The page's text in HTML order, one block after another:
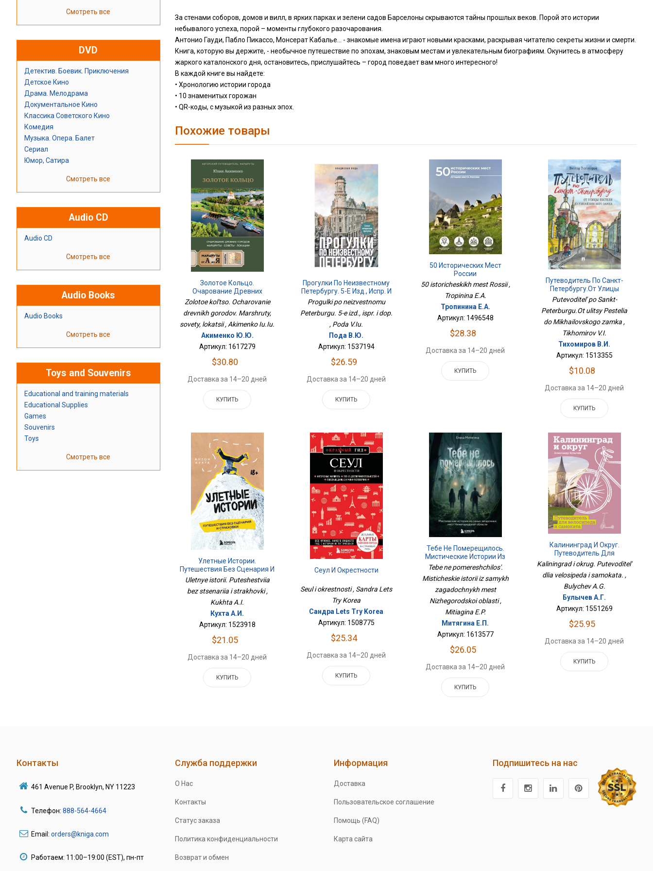
Смотреть все
DVD
Детектив. Боевик. Приключения
Детское Кино
Драма. Мелодрама
Документальное Кино
Классика Советского Кино
Комедия
Музыка. Опера. Балет
Сериал
Юмор, Сатира
Смотреть все
Audio CD
Audio CD
Смотреть все
Audio Books
Audio Books
Смотреть все
Toys and Souvenirs
Educational and training materials
Educational Supplies
Games
Souvenirs
Toys
Смотреть все
За стенами соборов, домов и вилл, в ярких парках и зелени садов Барселоны скрываются тайны прошлых веков. Порой это истории
небывалого успеха, порой – моменты глубокого разочарования.
Антонио Гауди, Пабло Пикассо, Монсерат Кабалье… - знакомые имена играют новыми красками, раскрывая читателю секреты жизни и смерти.
Книга, которую вы держите, - необычное путешествие по эпохам, знаковым местам и увлекательным биографиям. Окунитесь в атмосферу
жаркого каталонского дня, остановитесь, прислушайтесь – город поведает вам много интересного!
В каждой книге вы найдете:
• Хронологию истории города
• 10 знаменитых горожан
• QR-коды, с музыкой из разных эпох.
Похожие товары
Золотое Кольцо.
Очарование Древних
Городов. Маршруты, Советы,
Zolotoe kol'tso. Ocharovanie
drevnikh gorodov. Marshruty,
sovety, lokatsii , Akimenko Iu.Iu.
Акименко Ю.Ю.
Артикул: 1617279
$30.80
Доставка за 14–20 дней
КУПИТЬ
Прогулки По Неизвестному
Петербургу. 5-Е Изд., Испр. И
Доп.
Progulki po neizvestnomu
Peterburgu. 5-e izd., ispr. i dop.
, Poda V.Iu.
Пода В.Ю.
Артикул: 1537194
$26.59
Доставка за 14–20 дней
КУПИТЬ
50 Исторических Мест
России
50 istoricheskikh mest Rossii ,
Tropinina E.A.
Тропинина Е.А.
Артикул: 1496548
$28.38
Доставка за 14–20 дней
КУПИТЬ
Путеводитель По Санкт-
Петербургу.От Улицы
Пестеля До Михайловского
Замка
Putevoditel' po Sankt-
Peterburgu.Ot ulitsy Pestelia
do Mikhailovskogo zamka ,
Tikhomirov V.I.
Тихомиров В.И.
Артикул: 1513355
$10.08
Доставка за 14–20 дней
КУПИТЬ
Улетные Истории.
Путешествия Без Сценария И
Страховки
Uletnye istorii. Puteshestviia
bez stsenariia i strakhovki ,
Kukhta A.I.
Кухта А.И.
Артикул: 1523918
$21.05
Доставка за 14–20 дней
КУПИТЬ
Сеул И Окрестности
Seul i okrestnosti , Sandra Lets
Try Korea
Сандра Lets Try Korea
Артикул: 1508775
$25.34
Доставка за 14–20 дней
КУПИТЬ
Тебе Не Померещилось.
Мистические Истории Из
Самых Загадочных Мест
Нижегородской Области
Tebe ne pomereshchilos'.
Misticheskie istorii iz samykh
zagadochnykh mest
Nizhegorodskoi oblasti ,
Mitiagina E.P.
Митягина Е.П.
Артикул: 1613577
$26.05
Доставка за 14–20 дней
КУПИТЬ
Калининград И Округ.
Путеводитель Для
Велосипеда И Самоката.
Kaliningrad i okrug. Putevoditel'
dlia velosipeda i samokata. ,
Bulychev A.G.
Булычев А.Г.
Артикул: 1551269
$25.95
Доставка за 14–20 дней
КУПИТЬ
Контакты
461 Avenue P, Brooklyn, NY 11223
Телефон: 888-564-4664
Email: orders@kniga.com
Работаем: 11:00–19:00 (EST), пн-пт
Служба поддержки
О Нас
Контакты
Статус заказа
Политика конфиденциальности
Возврат и обмен
Информация
Доставка
Пользовательское соглашение
Помощь (FAQ)
Карта сайта
Подпишитесь на нас